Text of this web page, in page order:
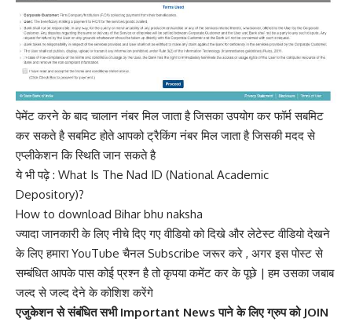
पेमेंट करने के बाद चालान नंबर मिल जाता है जिसका उपयोग कर फॉर्म सबमिट
कर सकते है सबमिट होते आपको ट्रैकिंग नंबर मिल जाता है जिसकी मदद से
एप्लीकेशन कि स्थिति जान सकते है
ये भी पढ़े : What Is The Nad ID (National Academic
Depository)?
How to download Bihar bhu naksha
ज्यादा जानकारी के लिए नीचे दिए गए वीडियो को दिखे और लेटेस्ट वीडियो देखने
के लिए हमाराYouTube चैनल Subscribe जरूर करे , अगर इस पोस्ट से
सम्बंधित आपके पास कोई प्रश्न है तो कृपया कमेंट कर के पूछे | हम उसका जबाब
जल्द से जल्द देने के कोशिश करेंगे
एजुकेशन से संबंधित सभी Important News पाने के लिए ग्रुप को JOIN